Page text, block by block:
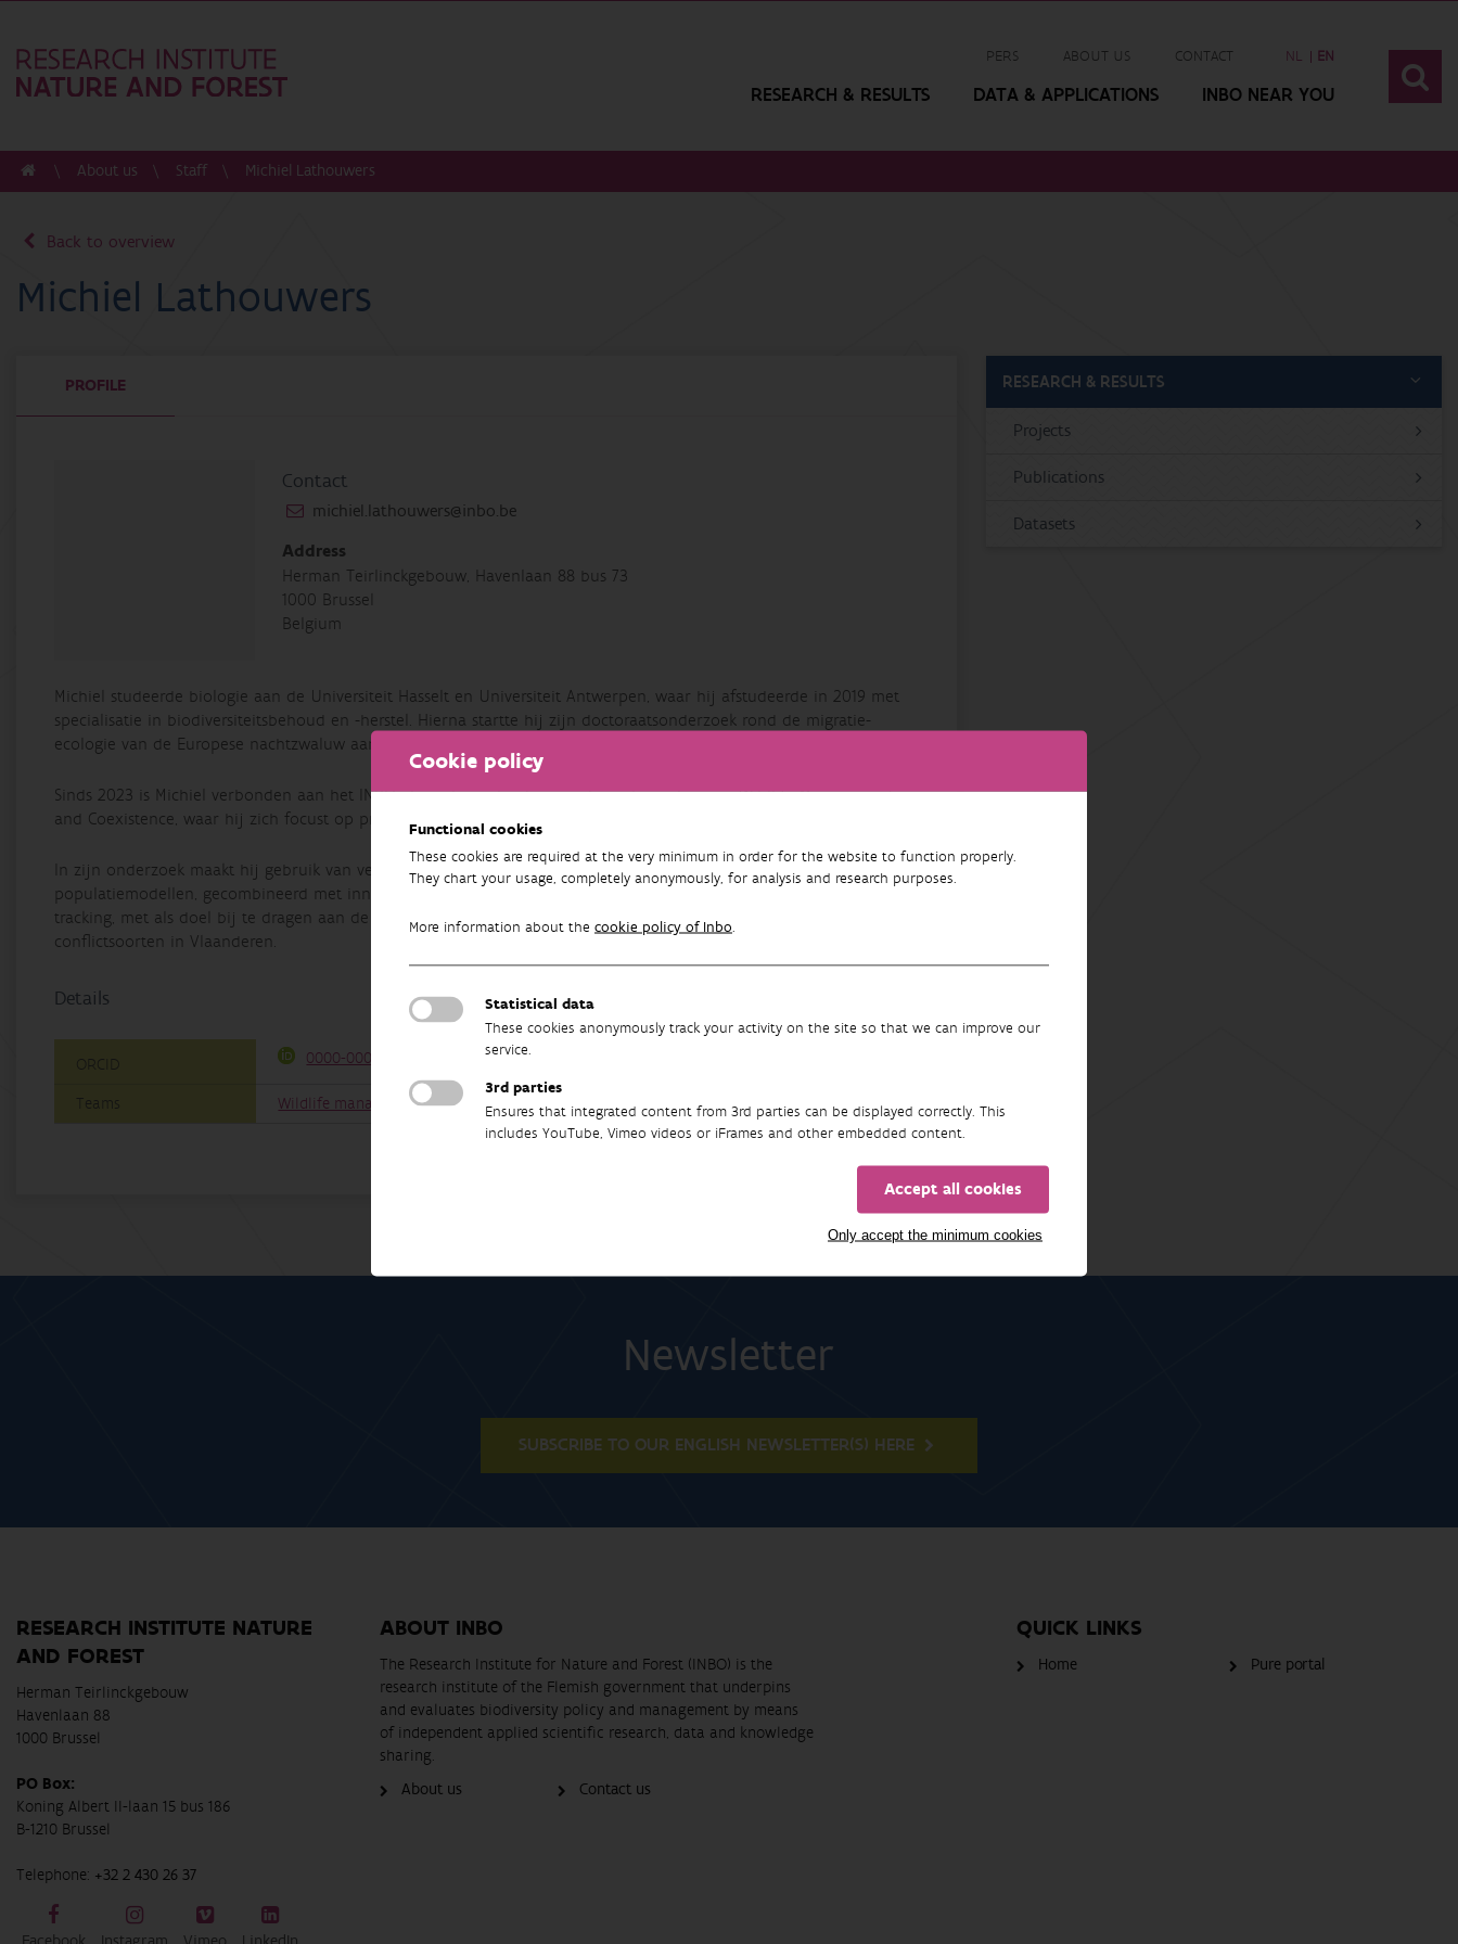
Cookie policy
Functional cookies
These cookies are required at the very minimum in order for the website to function properly.
They chart your usage, completely anonymously, for analysis and research purposes.
More information about the cookie policy of Inbo.
Statistical data
These cookies anonymously track your activity on the site so that we can improve our
service.
3rd parties
Ensures that integrated content from 3rd parties can be displayed correctly. This
includes YouTube, Vimeo videos or iFrames and other embedded content.
Accept all cookies
Only accept the minimum cookies
PERS ABOUT US CONTACT NL EN
RESEARCH & RESULTS DATA & APPLICATIONS INBO NEAR YOU
About us Staff Michiel Lathouwers
Back to overview
Michiel Lathouwers
PROFILE
Contact
michiel.lathouwers@inbo.be
Address
Herman Teirlinckgebouw, Havenlaan 88 bus 73
1000 Brussel
Belgium
Michiel studeerde biologie aan de Universiteit Hasselt en Universiteit Antwerpen, waar hij afstudeerde in 2019 met
specialisatie in biodiversiteitsbehoud en -herstel. Hierna startte hij zijn doctoraatsonderzoek rond de migratie-
ecologie van de Europese nachtzwaluw aan de Universiteit Hasselt en Université de Namur.
Sinds 2023 is Michiel verbonden aan het INBO als onderzoeker binnen de onderzoeksgroep Wildlife Management
and Coexistence, waar hij zich focust op projecten rond landbouw- en ecologische schade door kraaiachtigen.
In zijn onderzoek maakt hij gebruik van verschillende analysetechnieken, waaronder verspreidings- en
populatiemodellen, gecombineerd met innovatieve methoden zoals passieve akoestische monitoring en GPS-
tracking, met als doel bij te dragen aan de wetenschappelijke onderbouwing van beleid en beheer rond
conflictsoorten in Vlaanderen.
Details
ORCID 0000-0002-8426-4788
Teams Wildlife management & coexistence
RESEARCH & RESULTS
Projects
Publications
Datasets
Newsletter
SUBSCRIBE TO OUR ENGLISH NEWSLETTER(S) HERE
RESEARCH INSTITUTE NATURE
AND FOREST
Herman Teirlinckgebouw
Havenlaan 88
1000 Brussel
PO Box:
Koning Albert II-laan 15 bus 186
B-1210 Brussel
Telephone: +32 2 430 26 37
ABOUT INBO
The Research Institute for Nature and Forest (INBO) is the
research institute of the Flemish government that underpins
and evaluates biodiversity policy and management by means
of independent applied scientific research, data and knowledge
sharing.
About us
Contact us
QUICK LINKS
Home Pure portal